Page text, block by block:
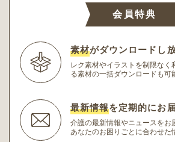
会員特典
素材がダウンロードし
レク素材やイラストを制限なく
る素材の一括ダウンロードも可
最新情報を定期的にお
介護の最新情報やニュースをお
あなたのお困りごとに合わせた